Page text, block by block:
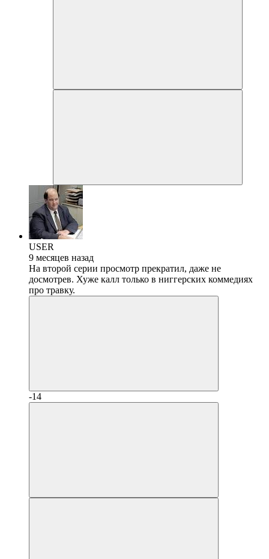
USER
9 месяцев назад
На второй серии просмотр прекратил, даже не
досмотрев. Хуже калл только в ниггерских коммедиях
про травку.
-14